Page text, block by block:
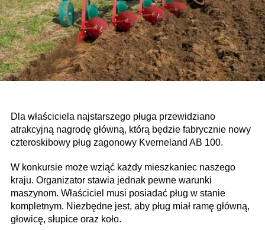
Dla właściciela najstarszego pługa przewidziano
atrakcyjną nagrodę główną, którą będzie fabrycznie nowy
czteroskibowy pług zagonowy Kverneland AB 100.
W konkursie może wziąć każdy mieszkaniec naszego
kraju. Organizator stawia jednak pewne warunki
maszynom. Właściciel musi posiadać pług w stanie
kompletnym. Niezbędne jest, aby pług miał ramę główną,
głowicę, słupice oraz koło.